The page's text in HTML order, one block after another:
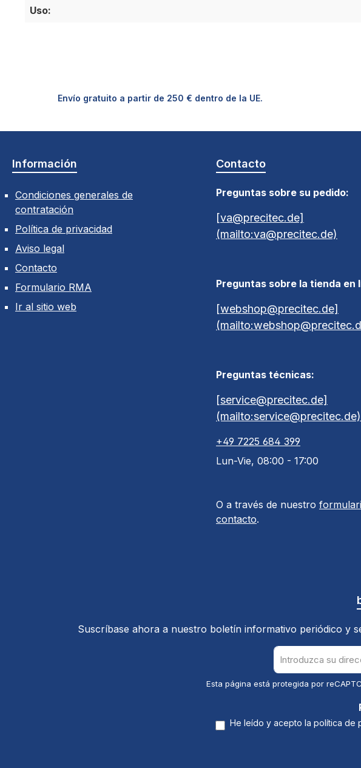
Uso:
Envío gratuito a partir de 250 € dentro de la UE.
Información
Condiciones generales de
contratación
Política de privacidad
Aviso legal
Contacto
Formulario RMA
Ir al sitio web
Contacto
Preguntas sobre su pedido:
[va@precitec.de]
(mailto:va@precitec.de)
Preguntas sobre la tienda en
[webshop@precitec.de]
Preguntas técnicas:
[service@precitec.de]
(mailto:service@precitec.de)
+49 7225 684 399
Lun-Vie, 08:00 - 17:00
O a través de nuestro
contacto.
Suscríbase ahora a nuestro boletín informativo periódico y
Dirección
de
correo
electrónico
Esta página está protegida por
He leído y acepto la política de